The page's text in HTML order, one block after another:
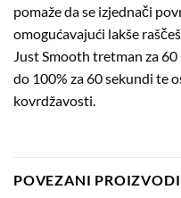
pomaže da se izjednači
omogućavajući lakše
Just Smooth tretman za
do 100% za 60 sekundi te
kovrdžavosti.
POVEZANI PROIZVODI